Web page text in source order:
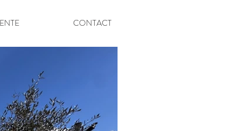
CONTACT